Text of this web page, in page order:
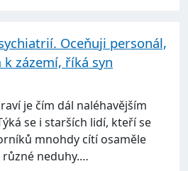
Oceňuji personál,
zázemí, říká syn
je čím dál naléhavějším
se i starších lidí, kteří se
mnohdy cítí osaměle
různé neduhy.…